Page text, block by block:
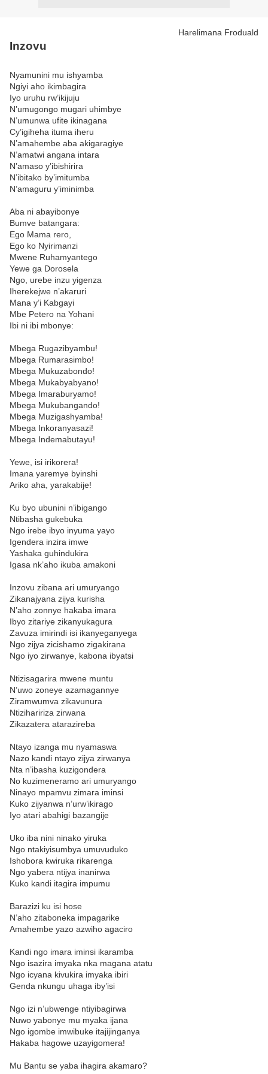
Harelimana Froduald
Inzovu
Nyamunini mu ishyamba
Ngiyi aho ikimbagira
Iyo uruhu rw’ikijuju
N’umugongo mugari uhimbye
N’umunwa ufite ikinagana
Cy’igiheha ituma iheru
N’amahembe aba akigaragiye
N’amatwi angana intara
N’amaso y’ibishirira
N’ibitako by’imitumba
N’amaguru y’iminimba
Aba ni abayibonye
Bumve batangara:
Ego Mama rero,
Ego ko Nyirimanzi
Mwene Ruhamyantego
Yewe ga Dorosela
Ngo, urebe inzu yigenza
Iherekejwe n’akaruri
Mana y’i Kabgayi
Mbe Petero na Yohani
Ibi ni ibi mbonye:
Mbega Rugazibyambu!
Mbega Rumarasimbo!
Mbega Mukuzabondo!
Mbega Mukabyabyano!
Mbega Imaraburyamo!
Mbega Mukubangando!
Mbega Muzigashyamba!
Mbega Inkoranyasazi!
Mbega Indemabutayu!
Yewe, isi irikorera!
Imana yaremye byinshi
Ariko aha, yarakabije!
Ku byo ubunini n’ibigango
Ntibasha gukebuka
Ngo irebe ibyo inyuma yayo
Igendera inzira imwe
Yashaka guhindukira
Igasa nk’aho ikuba amakoni
Inzovu zibana ari umuryango
Zikanajyana zijya kurisha
N’aho zonnye hakaba imara
Ibyo zitariye zikanyukagura
Zavuza imirindi isi ikanyeganyega
Ngo zijya zicishamo zigakirana
Ngo iyo zirwanye, kabona ibyatsi
Ntizisagarira mwene muntu
N’uwo zoneye azamagannye
Ziramwumva zikavunura
Ntizihaririza zirwana
Zikazatera atarazireba
Ntayo izanga mu nyamaswa
Nazo kandi ntayo zijya zirwanya
Nta n’ibasha kuzigondera
No kuzimeneramo ari umuryango
Ninayo mpamvu zimara iminsi
Kuko zijyanwa n’urw’ikirago
Iyo atari abahigi bazangije
Uko iba nini ninako yiruka
Ngo ntakiyisumbya umuvuduko
Ishobora kwiruka rikarenga
Ngo yabera ntijya inanirwa
Kuko kandi itagira impumu
Barazizi ku isi hose
N’aho zitaboneka impagarike
Amahembe yazo azwiho agaciro
Kandi ngo imara iminsi ikaramba
Ngo isazira imyaka nka magana atatu
Ngo icyana kivukira imyaka ibiri
Genda nkungu uhaga iby’isi
Ngo izi n’ubwenge ntiyibagirwa
Nuwo yabonye mu myaka ijana
Ngo igombe imwibuke itajijinganya
Hakaba hagowe uzayigomera!
Mu Bantu se yaba ihagira akamaro?